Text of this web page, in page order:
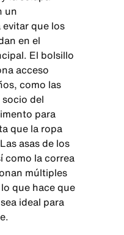
un
que los
en el
El bolsillo
acceso
como las
del
para
que la ropa
asas de los
como la correa
múltiples
que hace que
ideal para